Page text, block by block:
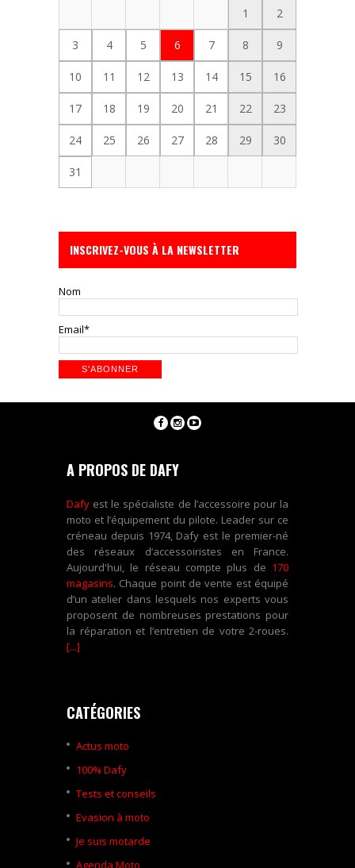
1 2
3 4 5 6 7 8 9
10 11 12 13 14 15 16
17 18 19 20 21 22 23
24 25 26 27 28 29 30
31
INSCRIVEZ-VOUS À LA NEWSLETTER
Nom
Email*
A PROPOS DE DAFY
Dafy est le spécialiste de l’accessoire pour la
moto et l’équipement du pilote. Leader sur ce
créneau depuis 1974, Dafy est le premier-né
des réseaux d’accessoiristes en France.
Aujourd'hui, le réseau compte plus de 170
magasins. Chaque point de vente est équipé
d’un atelier dans lesquels nos experts vous
proposent de nombreuses prestations pour
la réparation et l’entretien de votre 2-roues.
[...]
CATÉGORIES
Actus moto
100% Dafy
Tests et conseils
Evasion à moto
Je suis motarde
Agenda Moto